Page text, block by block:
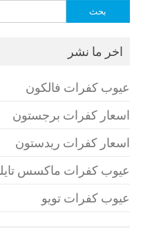
البحث
اخر ما نشر
عيوب كفرات فالكون
اسعار كفرات برجستون
اسعار كفرات ريدستون
عيوب كفرات ماكسس
عيوب كفرات تويو